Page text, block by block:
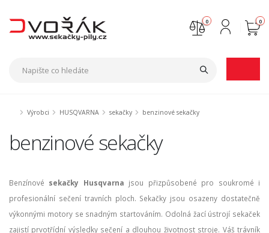
0
0
Výrobci HUSQVARNA sekačky benzinové sekačky
benzinové sekačky
Benzínové sekačky Husqvarna jsou přizpůsobené pro soukromé i
profesionální sečení travních ploch. Sekačky jsou osazeny dostatečně
výkonnými motory se snadným startováním. Odolná žací ústrojí sekaček
zajistí prvotřídní výsledky sečení a dlouhou životnost stroje. Váš trávník